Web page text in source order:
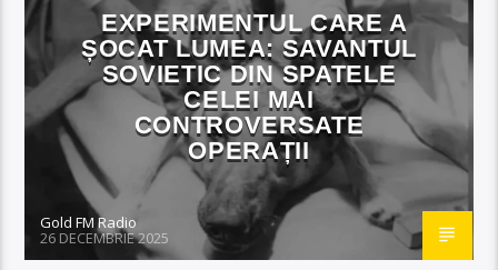
EXPERIMENTUL CARE A
ȘOCAT LUMEA: SAVANTUL
SOVIETIC DIN SPATELE
CELEI MAI
CONTROVERSATE
OPERAȚII
Gold FM Radio
26 DECEMBRIE 2025